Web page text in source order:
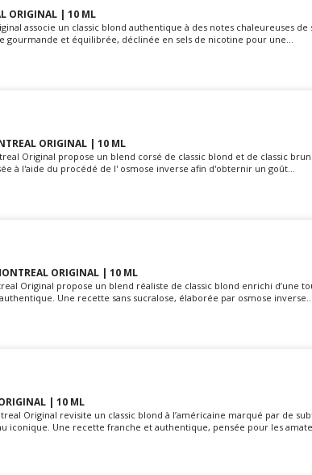
ORIGINAL | 10 ML
associe un classic blond authentique à des notes chaleureuses de
gourmande et équilibrée, déclinée en sels de nicotine pour une...
ORIGINAL | 10 ML
Original propose un blend corsé de classic blond et de classic
à l'aide du procédé de l' osmose inverse afin d'obternir un goût...
ORIGINAL | 10 ML
Original propose un blend réaliste de classic blond enrichi d’une
Une recette sans sucralose, élaborée par osmose inverse...
| 10 ML
Original revisite un classic blond à l’américaine marqué par de
iconique. Une recette franche et authentique, pensée pour les